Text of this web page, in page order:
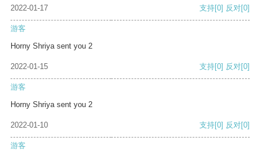
2022-01-17 支持[0] 反对[0]
游客
Horny Shriya sent you 2
2022-01-15 支持[0] 反对[0]
游客
Horny Shriya sent you 2
2022-01-10 支持[0] 反对[0]
游客